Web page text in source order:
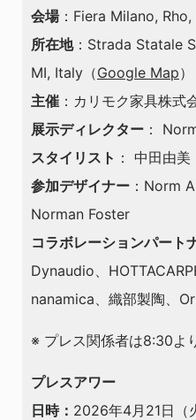
会場：Fiera Milano, Rho,
所在地：Strada Statale
MI, Italy（Google Map）
主催 ：カリモク家具株式
展示ディレクター ：
スタイリスト ： 中田由美
参加デザイナー ：Norm
Norman Foster
コラボレーションパート
Dynaudio、
nanamica、織部製陶、
※ プレス関係者は8:30よ
プレスアワー
日時： 2026年4月21日